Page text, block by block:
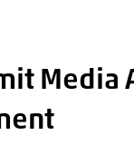
Media